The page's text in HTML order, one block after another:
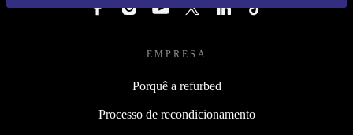
EMPRESA
Porquê a refurbed
Processo de recondicionamento